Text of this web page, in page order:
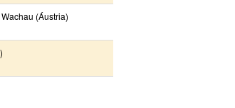
(Áustria)